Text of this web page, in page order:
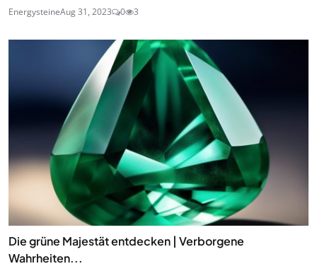
EnergysteineAug 31, 2023 0 3
Die grüne Majestät entdecken | Verborgene
Wahrheiten...